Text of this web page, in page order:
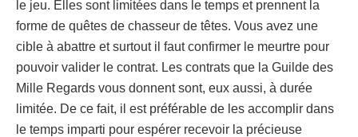
le jeu. Elles sont limitées dans le temps et prennent la
forme de quêtes de chasseur de têtes. Vous avez une
cible à abattre et surtout il faut confirmer le meurtre pour
pouvoir valider le contrat. Les contrats que la Guilde des
Mille Regards vous donnent sont, eux aussi, à durée
limitée. De ce fait, il est préférable de les accomplir dans
le temps imparti pour espérer recevoir la précieuse